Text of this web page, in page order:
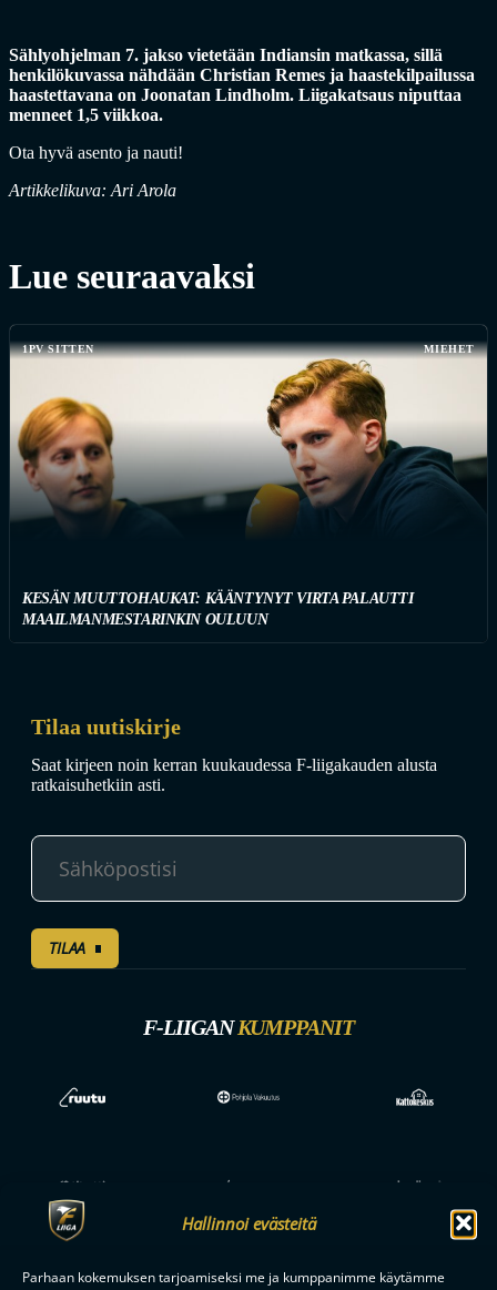
Hallinnoi evästeitä
Parhaan kokemuksen tarjoamiseksi me ja kumppanimme käytämme
Sählyohjelman 7. jakso vietetään Indiansin matkassa, sillä
henkilökuvassa nähdään Christian Remes ja haastekilpailussa
haastettavana on Joonatan Lindholm. Liigakatsaus niputtaa
menneet 1,5 viikkoa.
Ota hyvä asento ja nauti!
Artikkelikuva: Ari Arola
Lue seuraavaksi
1PV SITTEN MIEHET
KESÄN MUUTTOHAUKAT: KÄÄNTYNYT VIRTA PALAUTTI
MAAILMANMESTARINKIN OULUUN
Tilaa uutiskirje
Saat kirjeen noin kerran kuukaudessa F-liigakauden alusta
ratkaisuhetkiin asti.
TILAA
F-LIIGANKUMPPANIT